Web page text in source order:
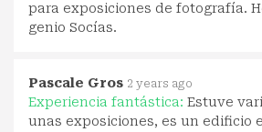
para exposiciones de fotografía.
genio Socías.
Pascale Gros 2 years ago
Experiencia fantástica: Estuve
unas exposiciones, es un edificio